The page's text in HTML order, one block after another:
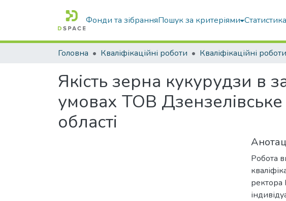
Фонди та зібранняПошук за критеріями Статистика
Головна Кваліфікаційні роботи
Якість зерна кукурудзи в
умовах ТОВ
області
Робота
ректора